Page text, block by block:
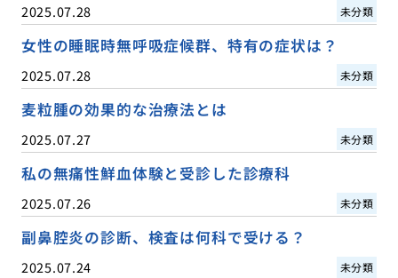
2025.07.28 未分類
女性の睡眠時無呼吸症候群、特有の症状は？
2025.07.28 未分類
麦粒腫の効果的な治療法とは
2025.07.27 未分類
私の無痛性鮮血体験と受診した診療科
2025.07.26 未分類
副鼻腔炎の診断、検査は何科で受ける？
2025.07.24 未分類